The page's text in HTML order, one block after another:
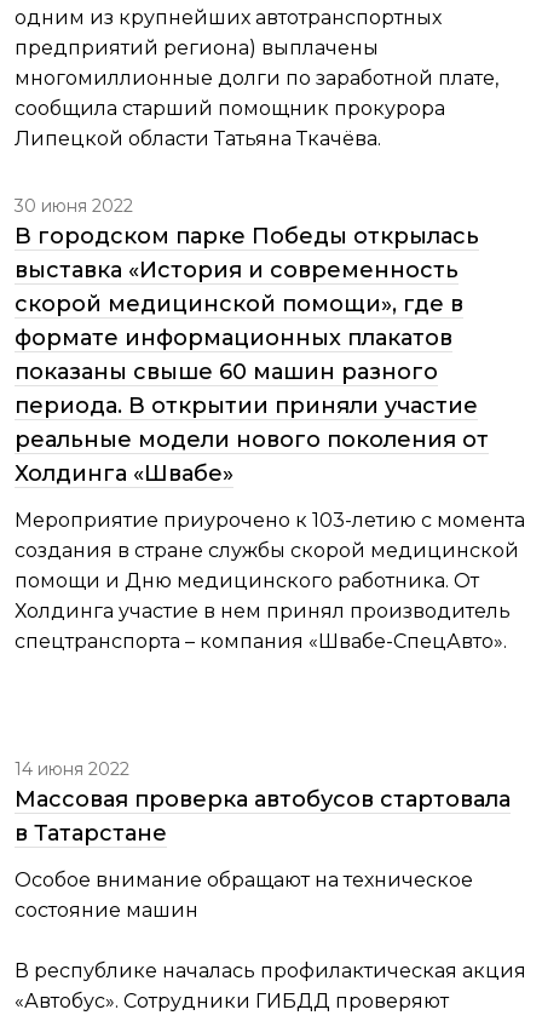
одним из крупнейших автотранспортных
предприятий региона) выплачены
многомиллионные долги по заработной плате,
сообщила старший помощник прокурора
Липецкой области Татьяна Ткачёва.
30 июня 2022
В городском парке Победы открылась
выставка «История и современность
скорой медицинской помощи», где в
формате информационных плакатов
показаны свыше 60 машин разного
периода. В открытии приняли участие
реальные модели нового поколения от
Холдинга «Швабе»
Мероприятие приурочено к 103-летию с момента
создания в стране службы скорой медицинской
помощи и Дню медицинского работника. От
Холдинга участие в нем принял производитель
спецтранспорта – компания «Швабе-СпецАвто».
14 июня 2022
Массовая проверка автобусов стартовала
в Татарстане
Особое внимание обращают на техническое
состояние машин
В республике началась профилактическая акция
«Автобус». Сотрудники ГИБДД проверяют